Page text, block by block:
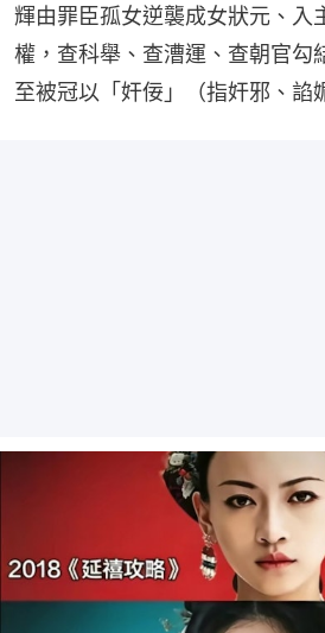
輝由罪臣孤女逆襲成女狀元、入
權，查科舉、查漕運、查朝官勾
至被冠以「奸佞」（指奸邪、諂